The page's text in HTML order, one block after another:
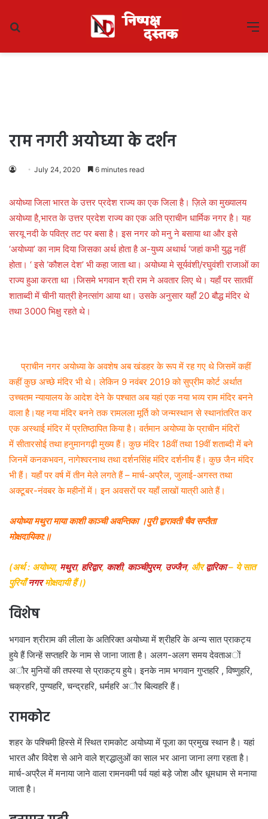
राम नगरी अयोध्या के दर्शन
July 24, 2020 6 minutes read
अयोध्या जिला भारत के उत्तर प्रदेश राज्य का एक जिला है। ज़िले का मुख्यालय
अयोध्या है,भारत के उत्तर प्रदेश राज्य का एक अति प्राचीन धार्मिक नगर है। यह
सरयू नदी के पवित्र तट पर बसा है। इस नगर को मनु ने बसाया था और इसे
‘अयोध्या’ का नाम दिया जिसका अर्थ होता है अ-युध्य अथार्थ ‘जहां कभी युद्ध नहीं
होता। ‘ इसे ‘कौशल देश’ भी कहा जाता था। अयोध्या मे सूर्यवंशी/रघुवंशी राजाओं का
राज्य हुआ करता था ।जिसमे भगवान श्री राम ने अवतार लिए थे। यहाँ पर सातवीं
शाताब्दी में चीनी यात्री हेनत्सांग आया था। उसके अनुसार यहाँ 20 बौद्ध मंदिर थे
तथा 3000 भिक्षु रहते थे।
प्राचीन नगर अयोध्या के अवशेष अब खंडहर के रूप में रह गए थे जिसमें कहीं
कहीं कुछ अच्छे मंदिर भी थे। लेकिन 9 नवंबर 2019 को सुप्रीम कोर्ट अर्थात
उच्चतम न्यायालय के आदेश देने के पश्चात अब यहां एक नया भव्य राम मंदिर बनने
वाला है।यह नया मंदिर बनने तक रामलला मूर्ति को जन्मस्थान से स्थानांतरित कर
एक अस्थाई मंदिर में प्रतिष्ठापित किया है। वर्तमान अयोघ्या के प्राचीन मंदिरों
में सीतारसोई तथा हनुमानगढ़ी मुख्य हैं। कुछ मंदिर 18वीं तथा 19वीं शताब्दी में बने
जिनमें कनकभवन, नागेश्वरनाथ तथा दर्शनसिंह मंदिर दर्शनीय हैं। कुछ जैन मंदिर
भी हैं। यहाँ पर वर्ष में तीन मेले लगते हैं – मार्च-अप्रैल, जुलाई-अगस्त तथा
अक्टूबर-नंवबर के महीनों में। इन अवसरों पर यहाँ लाखों यात्री आते हैं।
अयोध्या मथुरा माया काशी काञ्ची अवन्तिका ।पुरी द्वारावती चैव सप्तैता
मोक्षदायिका:॥
(अर्थ : अयोध्या, मथुरा, हरिद्वार, काशी, काञ्चीपुरम, उज्जैन, औरद्वारिका– ये सात
पुरियाँनगरमोक्षदायी हैं।)
विशेष
भगवान श्रीराम की लीला के अतिरिक्त अयोध्या में श्रीहरि के अन्य सात प्राकट्य
हुये हैं जिन्हें सप्तहरि के नाम से जाना जाता है। अलग-अलग समय देवताअाें
अाैर मुनियों की तपस्या से प्राकट्य हुये। इनके नाम भगवान गुप्तहरि , विष्णुहरि,
चक्रहरि, पुण्यहरि, चन्द्रहरि, धर्महरि अाैर बिल्वहरि हैं।
रामकोट
शहर के पश्चिमी हिस्से में स्थित रामकोट अयोध्या में पूजा का प्रमुख स्थान है। यहां
भारत और विदेश से आने वाले श्रद्धालुओं का साल भर आना जाना लगा रहता है।
मार्च-अप्रैल में मनाया जाने वाला रामनवमी पर्व यहां बड़े जोश और धूमधाम से मनाया
जाता है।